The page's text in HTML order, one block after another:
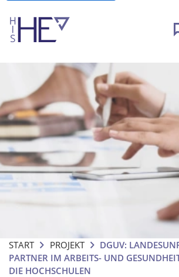
START PROJEKT
DGUV:
PARTNER IM ARBEITS- UND
DIE HOCHSCHULEN